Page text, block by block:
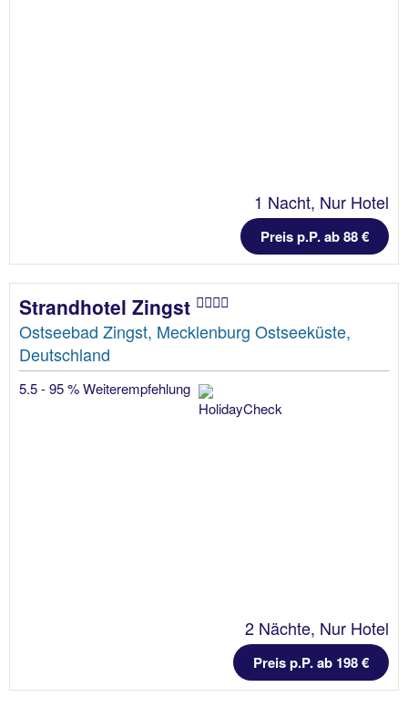
1 Nacht, Nur Hotel
Preis p.P. ab 88 €
Strandhotel Zingst
Ostseebad Zingst, Mecklenburg Ostseeküste,
Deutschland
5.5 - 95 % Weiterempfehlung
2 Nächte, Nur Hotel
Preis p.P. ab 198 €